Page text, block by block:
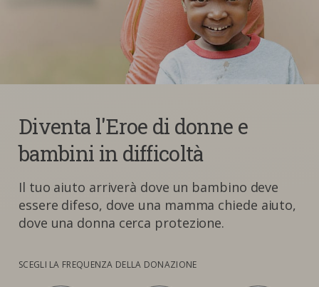
Diventa l'Eroe di donne e
bambini in difficoltà
Il tuo aiuto arriverà dove un bambino deve
essere difeso, dove una mamma chiede aiuto,
dove una donna cerca protezione.
SCEGLI LA FREQUENZA DELLA DONAZIONE